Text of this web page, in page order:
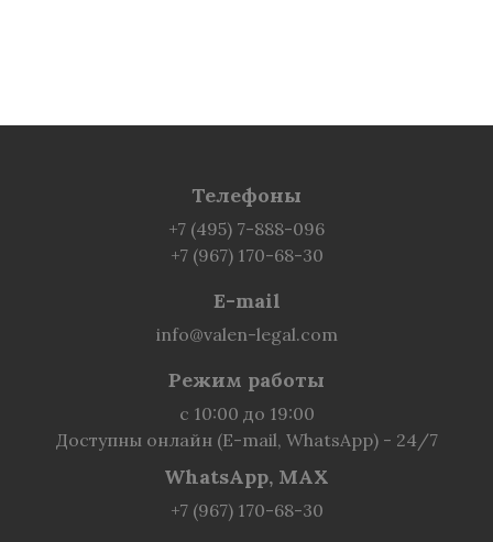
Телефоны
+7 (495) 7-888-096
+7 (967) 170-68-30
E-mail
info@valen-legal.com
Режим работы
с 10:00 до 19:00
Доступны онлайн (E-mail, WhatsApp) - 24/7
WhatsApp, MAX
+7 (967) 170-68-30